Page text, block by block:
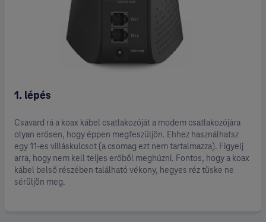
1. lépés
Csavard rá a koax kábel csatlakozóját a modem csatlakozójára
olyan erősen, hogy éppen megfeszüljön. Ehhez használhatsz
egy 11-es villáskulcsot (a csomag ezt nem tartalmazza). Figyelj
arra, hogy nem kell teljes erőből meghúzni. Fontos, hogy a koax
kábel belső részében található vékony, hegyes réz tüske ne
sérüljön meg.